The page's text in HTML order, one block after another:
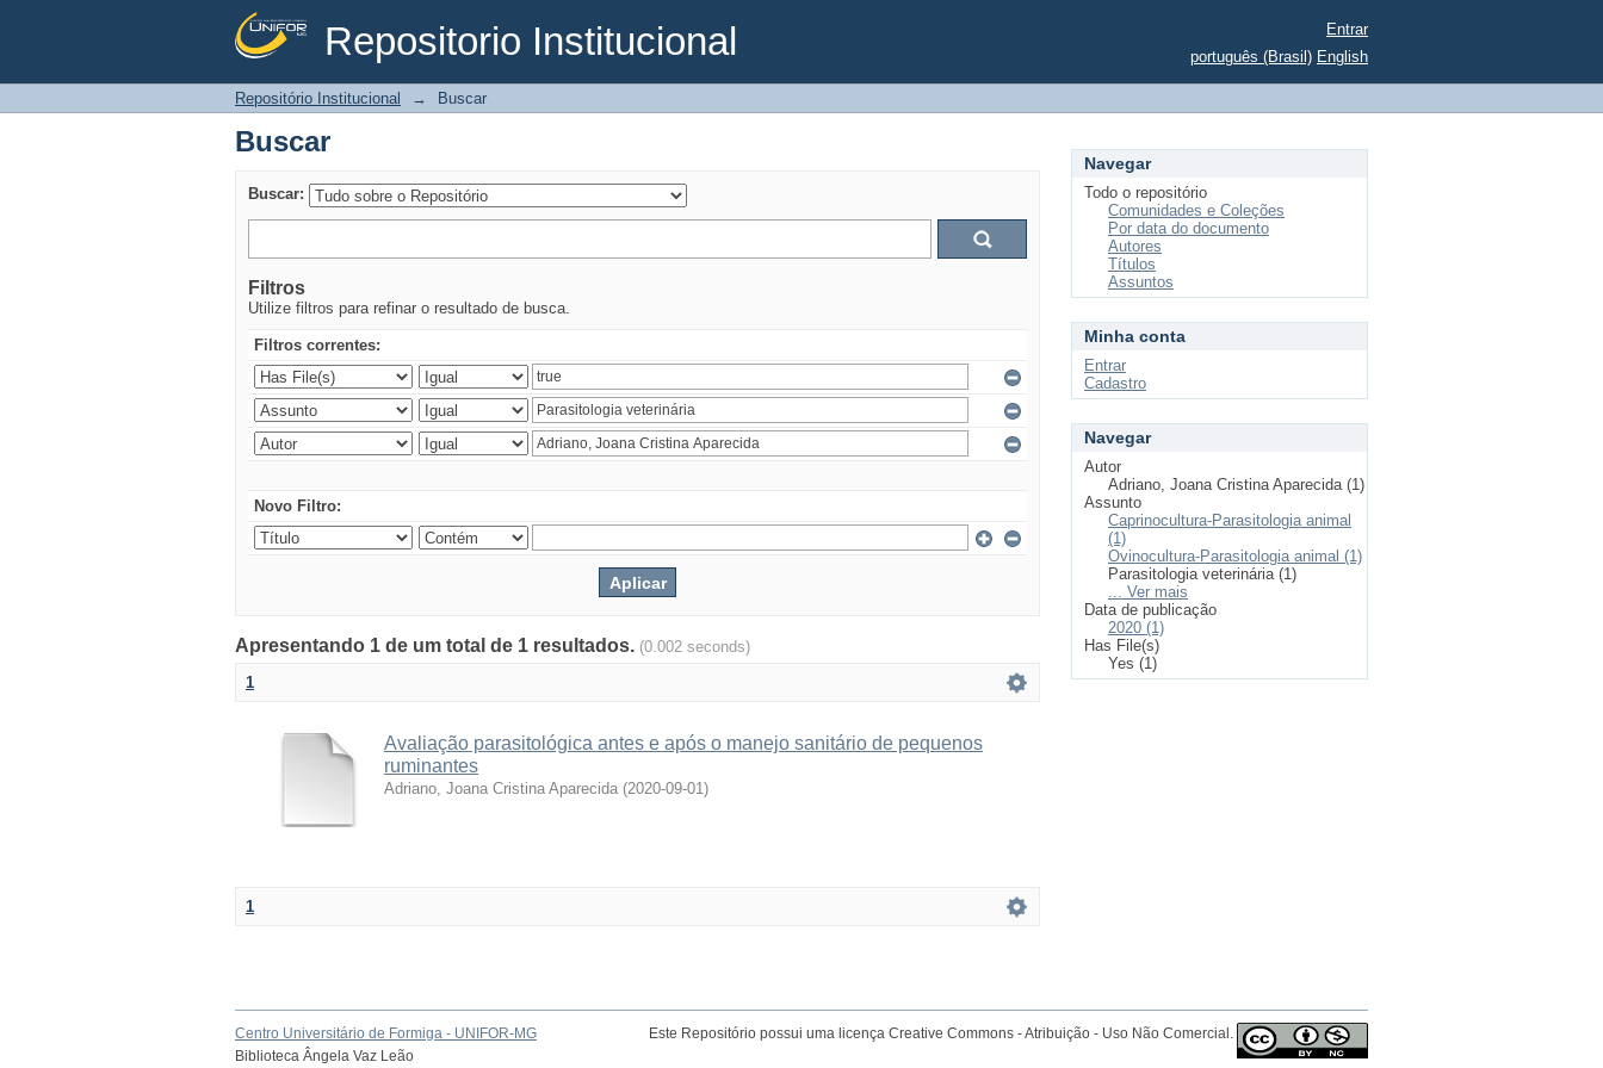
Repositorio Institucional
Buscar
Entrar
português (Brasil) English
Repositório Institucional → Buscar
Buscar
Buscar:
Filtros
Utilize filtros para refinar o resultado de busca.
Filtros correntes:
Novo Filtro:
Apresentando 1 de um total de 1 resultados. (0.002 seconds)
1
Avaliação parasitológica antes e após o manejo sanitário de pequenos
ruminantes
Adriano, Joana Cristina Aparecida (2020-09-01)
1
Navegar
Todo o repositório
Comunidades e Coleções
Por data do documento
Autores
Títulos
Assuntos
Minha conta
Entrar
Cadastro
Navegar
Autor
Adriano, Joana Cristina Aparecida (1)
Assunto
Caprinocultura-Parasitologia animal
(1)
Ovinocultura-Parasitologia animal (1)
Parasitologia veterinária (1)
... Ver mais
Data de publicação
2020 (1)
Has File(s)
Yes (1)
Centro Universitário de Formiga - UNIFOR-MG
Biblioteca Ângela Vaz Leão
Este Repositório possui uma licença Creative Commons - Atribuição - Uso Não Comercial.